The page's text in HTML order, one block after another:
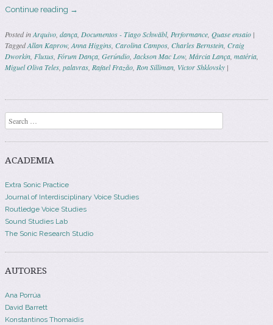
Continue reading →
Posted inArquivo dança Documentos - Tiago Schwäbl, Performance Quase ensaio |
TaggedAllan Kaprow, Anna Higgins Carolina Campos Charles Bernstein Craig
Dworkin Fluxus Fórum Dança Gerúndio Jackson Mac Low, Márcia Lança matéria
Miguel Oliva Teles palavras Rafael Frazão Ron Silliman Victor Shklovsky |
Post navigation
Search
ACADEMIA
Extra Sonic Practice
Journal of Interdisciplinary Voice Studies
Routledge Voice Studies
Sound Studies Lab
The Sonic Research Studio
AUTORES
Ana Porrúa
David Barrett
Konstantinos Thomaidis